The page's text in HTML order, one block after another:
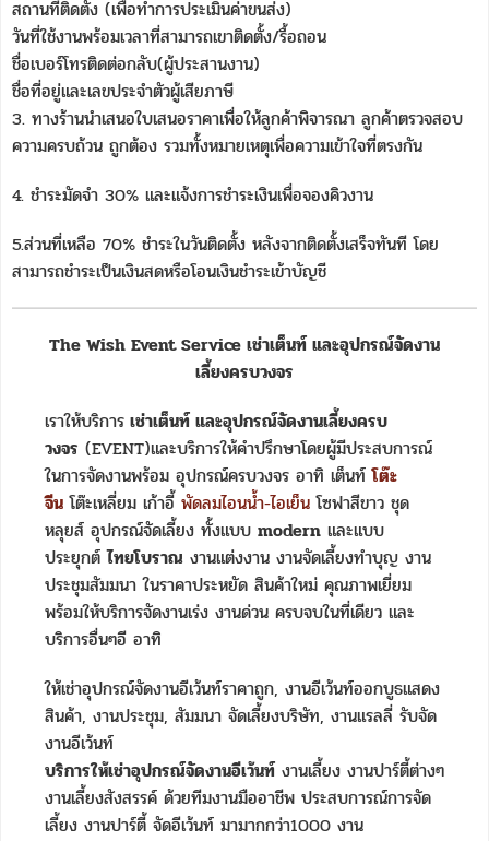
สถานที่ติดตั้ง (เพื่อทำการประเมินค่าขนส่ง)
วันที่ใช้งานพร้อมเวลาที่สามารถเขาติดตั้ง/รื้อถอน
ชื่อเบอร์โทรติดต่อกลับ(ผู้ประสานงาน)
ชื่อที่อยู่และเลขประจำตัวผู้เสียภาษี
3. ทางร้านนำเสนอใบเสนอราคาเพื่อให้ลูกค้าพิจารณา ลูกค้าตรวจสอบ
ความครบถ้วน ถูกต้อง รวมทั้งหมายเหตุเพื่อความเข้าใจที่ตรงกัน
4. ชำระมัดจำ 30% และแจ้งการชำระเงินเพื่อจองคิวงาน
5.ส่วนที่เหลือ 70% ชำระในวันติดตั้ง หลังจากติดตั้งเสร็จทันที โดย
สามารถชำระเป็นเงินสดหรือโอนเงินชำระเข้าบัญชี
The Wish Event Service เช่าเต็นท์ และอุปกรณ์จัดงาน
เลี้ยงครบวงจร
เราให้บริการ เช่าเต็นท์ และอุปกรณ์จัดงานเลี้ยงครบ
วงจร (EVENT)และบริการให้คำปรึกษาโดยผู้มีประสบการณ์
ในการจัดงานพร้อม อุปกรณ์ครบวงจร อาทิ เต็นท์โต๊ะ
จีน โต๊ะเหลี่ยม เก้าอี้ พัดลมไอนน้ำ-ไอเย็น โซฟาสีขาว ชุด
หลุยส์ อุปกรณ์จัดเลี้ยง ทั้งแบบ modern และแบบ
ประยุกต์ไทยโบราณ งานแต่งงาน งานจัดเลี้ยงทำบุญ งาน
ประชุมสัมมนา ในราคาประหยัด สินค้าใหม่ คุณภาพเยี่ยม
พร้อมให้บริการจัดงานเร่ง งานด่วน ครบจบในที่เดียว และ
บริการอื่นๆอี อาทิ
ให้เช่าอุปกรณ์จัดงานอีเว้นท์ราคาถูก, งานอีเว้นท์ออกบูธแสดง
สินค้า, งานประชุม, สัมมนา จัดเลี้ยงบริษัท, งานแรลลี่ รับจัด
งานอีเว้นท์
บริการให้เช่าอุปกรณ์จัดงานอีเว้นท์ งานเลี้ยง งานปาร์ตี้ต่างๆ
งานเลี้ยงสังสรรค์ ด้วยทีมงานมืออาชีพ ประสบการณ์การจัด
เลี้ยง งานปาร์ตี้ จัดอีเว้นท์ มามากกว่า1000 งาน